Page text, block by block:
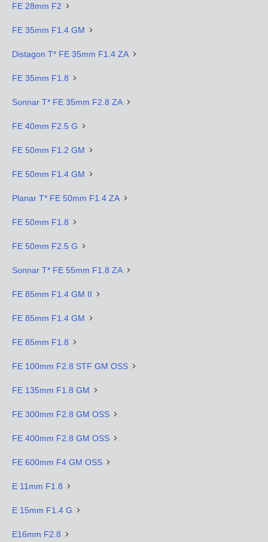
FE 28mm F2
FE 35mm F1.4 GM
Distagon T* FE 35mm F1.4 ZA
FE 35mm F1.8
Sonnar T* FE 35mm F2.8 ZA
FE 40mm F2.5 G
FE 50mm F1.2 GM
FE 50mm F1.4 GM
Planar T* FE 50mm F1.4 ZA
FE 50mm F1.8
FE 50mm F2.5 G
Sonnar T* FE 55mm F1.8 ZA
FE 85mm F1.4 GM II
FE 85mm F1.4 GM
FE 85mm F1.8
FE 100mm F2.8 STF GM OSS
FE 135mm F1.8 GM
FE 300mm F2.8 GM OSS
FE 400mm F2.8 GM OSS
FE 600mm F4 GM OSS
E 11mm F1.8
E 15mm F1.4 G
E16mm F2.8